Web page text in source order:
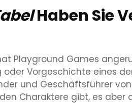
Haben Sie
Playground Games
oder Vorgeschichte eines
und Geschäftsführer
Charaktere gibt, es aber